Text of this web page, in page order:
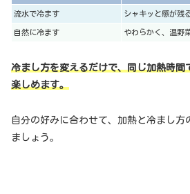
流水で冷ます シャキッと感が残
自然に冷ます やわらかく、温野
冷まし方を変えるだけで、同じ加熱時間
楽しめます。
自分の好みに合わせて、加熱と冷まし方
ましょう。